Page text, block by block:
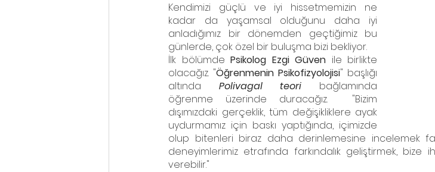
Kendimizi güçlü ve iyi hissetmemizin ne
kadar da yaşamsal olduğunu daha iyi
anladığımız bir dönemden geçtiğimiz bu
günlerde, çok özel bir buluşma bizi bekliyor.
İlk bölümde Psikolog Ezgi Güven ile birlikte
olacağız. "Öğrenmenin Psikofizyolojisi" başlığı
altında Polivagal teori bağlamında
öğrenme üzerinde duracağız.  "Bizim
dışımızdaki gerçeklik, tüm değişikliklere ayak
uydurmamız için baskı yaptığında, içimizde
olup bitenleri biraz daha derinlemesine incelemek
deneyimlerimiz etrafında farkındalık geliştirmek, bize
verebilir."